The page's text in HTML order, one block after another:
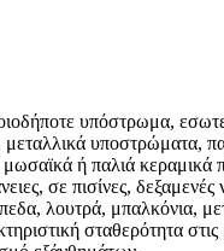
υπόστρωμα,
υποστρώματα,
ή παλιά κεραμικά
σε πισίνες, δεξαμενές
λουτρά, μπαλκόνια,
σταθερότητα στις